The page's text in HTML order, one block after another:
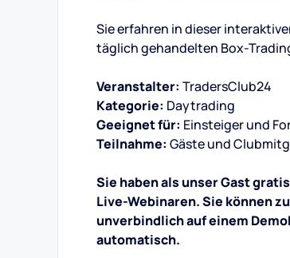
Sie erfahren in dieser
täglich gehandelten Box-
Veranstalter: TradersClub24
Kategorie: Daytrading
Geeignet für: Einsteiger und
Teilnahme: Gäste und
Sie haben als unser Gast
Live-Webinaren. Sie können
unverbindlich auf einem
automatisch.